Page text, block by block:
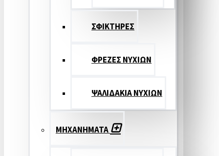
ΣΦΙΚΤΗΡΕΣ
ΦΡΕΖΕΣ ΝΥΧΙΩΝ
ΨΑΛΙΔΑΚΙΑ ΝΥΧΙΩΝ
ΜΗΧΑΝΗΜΑΤΑ